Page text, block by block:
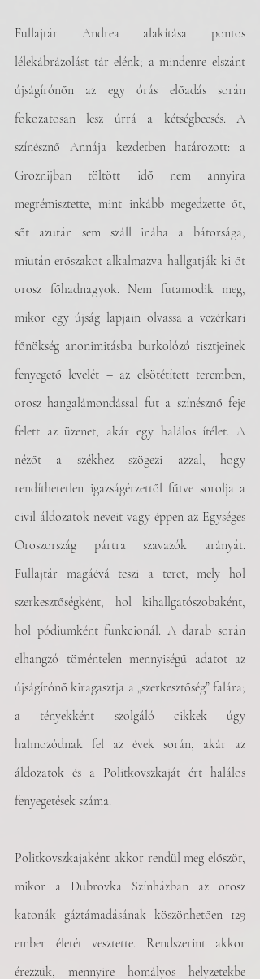
Fullajtár Andrea alakítása pontos
lélekábrázolást tár elénk; a mindenre elszánt
újságírónőn az egy órás előadás során
fokozatosan lesz úrrá a kétségbeesés. A
színésznő Annája kezdetben határozott: a
Groznijban töltött idő nem annyira
megrémisztette, mint inkább megedzette őt,
sőt azután sem száll inába a bátorsága,
miután erőszakot alkalmazva hallgatják ki őt
orosz főhadnagyok. Nem futamodik meg,
mikor egy újság lapjain olvassa a vezérkari
főnökség anonimitásba burkolózó tisztjeinek
fenyegető levelét – az elsötétített teremben,
orosz hangalámondással fut a színésznő feje
felett az üzenet, akár egy halálos ítélet. A
nézőt a székhez szögezi azzal, hogy
rendíthetetlen igazságérzettől fűtve sorolja a
civil áldozatok neveit vagy éppen az Egységes
Oroszország pártra szavazók arányát.
Fullajtár magáévá teszi a teret, mely hol
szerkesztőségként, hol kihallgatószobaként,
hol pódiumként funkcionál. A darab során
elhangzó töméntelen mennyiségű adatot az
újságírónő kiragasztja a „szerkesztőség” falára;
a tényekként szolgáló cikkek úgy
halmozódnak fel az évek során, akár az
áldozatok és a Politkovszkaját ért halálos
fenyegetések száma.
Politkovszkajaként akkor rendül meg először,
mikor a Dubrovka Színházban az orosz
katonák gáztámadásának köszönhetően 129
ember életét vesztette. Rendszerint akkor
érezzük, mennyire homályos helyzetekbe